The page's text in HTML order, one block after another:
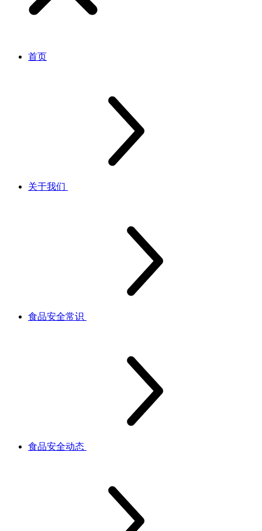
首页
关于我们
食品安全常识
食品安全动态